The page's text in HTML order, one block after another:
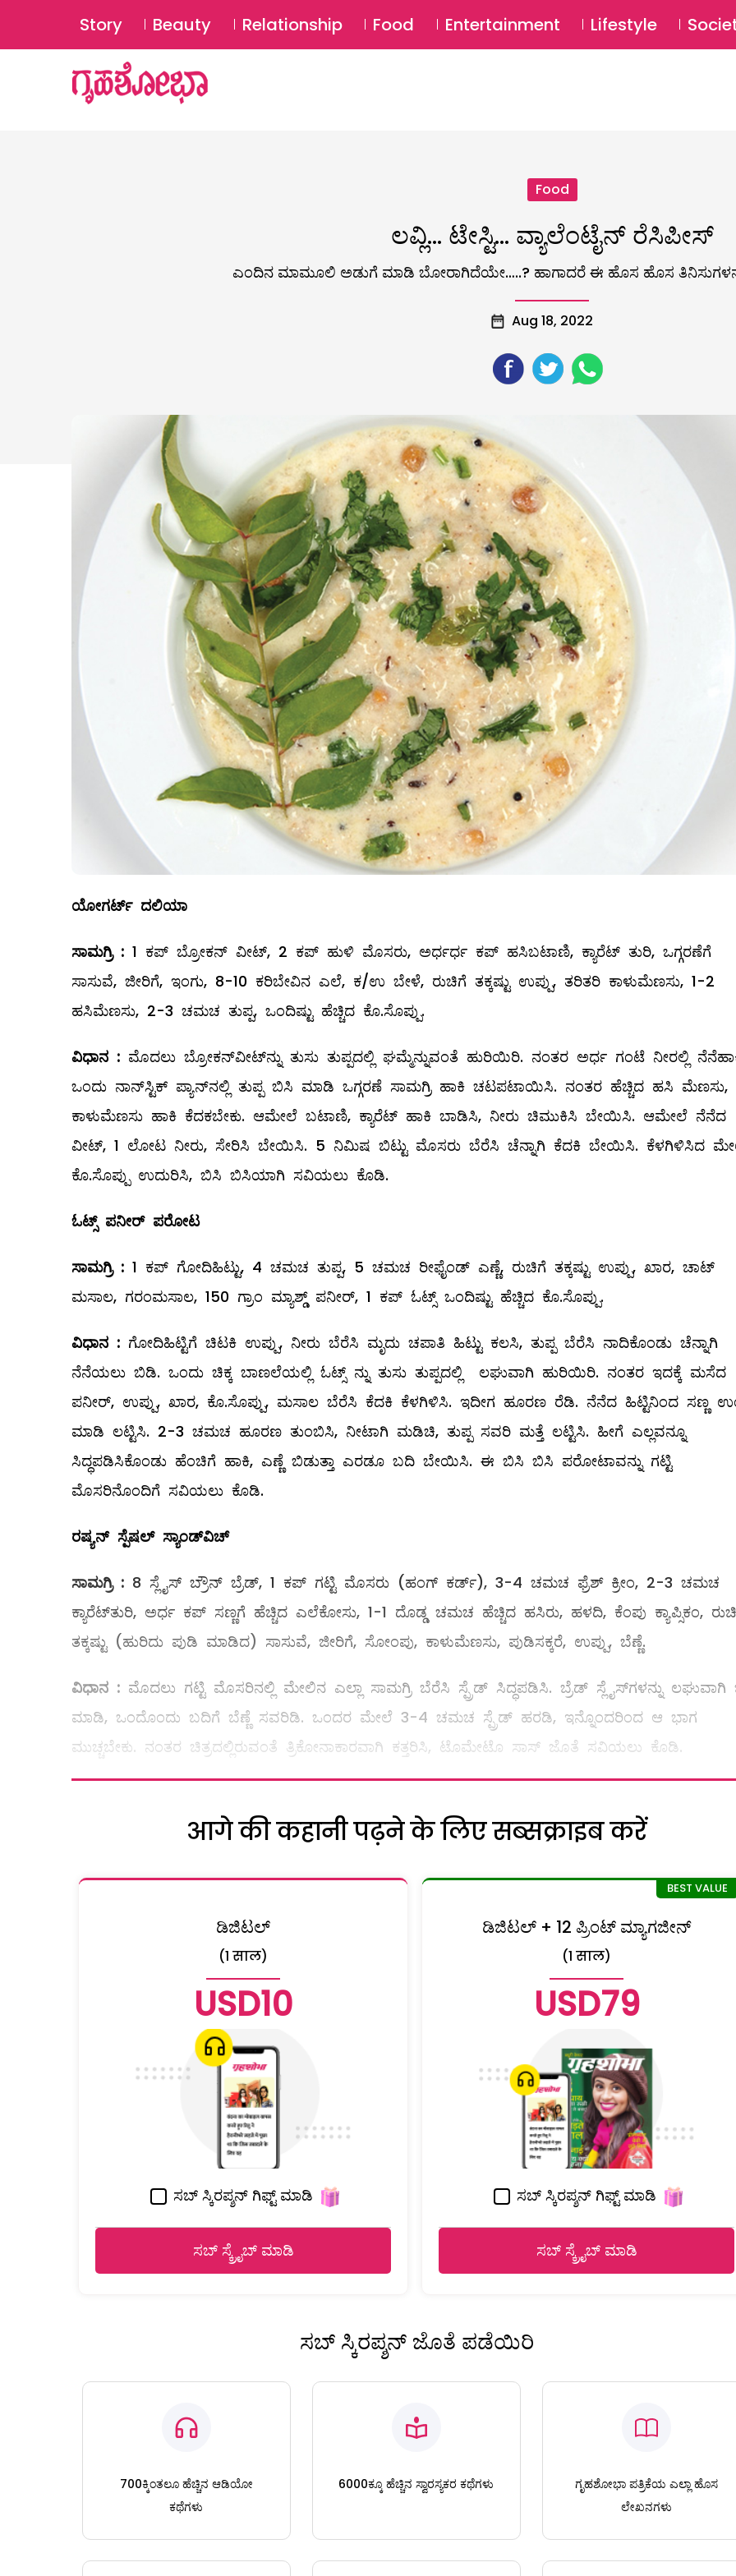
Story Beauty Relationship Food Entertainment Lifestyle
Food
ಲವ್ಲಿ… ಟೇಸ್ಟಿ… ವ್ಯಾಲೆಂಟೈನ್ ರೆಸಿಪೀಸ್
ಎಂದಿನ ಮಾಮೂಲಿ ಅಡುಗೆ ಮಾಡಿ ಬೋರಾಗಿದೆಯೇ…..? ಹಾಗಾದರೆ ಈ ಹೊಸ ಹೊಸ
Aug 18, 2022
ಯೋಗರ್ಟ್‌ ದಲಿಯಾ
ಸಾಮಗ್ರಿ : 1 ಕಪ್‌ ಬ್ರೋಕನ್‌ ವೀಟ್‌, 2 ಕಪ್‌ ಹುಳಿ ಮೊಸರು, ಅರ್ಧರ್ಧ ಕಪ್‌ ಹಸಿಬಟಾಣಿ, ಕ್ಯಾರೆಟ್‌ ತುರಿ, ಒಗ್ಗರಣೆಗೆ
ಸಾಸುವೆ, ಜೀರಿಗೆ, ಇಂಗು, 8-10 ಕರಿಬೇವಿನ ಎಲೆ, ಕ/ಉ ಬೇಳೆ, ರುಚಿಗೆ ತಕ್ಕಷ್ಟು ಉಪ್ಪು, ತರಿತರಿ ಕಾಳುಮೆಣಸು, 1-2
ಹಸಿಮೆಣಸು, 2-3 ಚಮಚ ತುಪ್ಪ, ಒಂದಿಷ್ಟು ಹೆಚ್ಚಿದ ಕೊ.ಸೊಪ್ಪು.
ವಿಧಾನ : ಮೊದಲು ಬ್ರೋಕನ್‌ವೀಟ್‌ನ್ನು ತುಸು ತುಪ್ಪದಲ್ಲಿ ಘಮ್ಮೆನ್ನುವಂತೆ ಹುರಿಯಿರಿ. ನಂತರ ಅರ್ಧ ಗಂಟೆ ನೀರಲ್ಲಿ
ಒಂದು ನಾನ್‌ಸ್ಟಿಕ್‌ ಪ್ಯಾನ್‌ನಲ್ಲಿ ತುಪ್ಪ ಬಿಸಿ ಮಾಡಿ ಒಗ್ಗರಣೆ ಸಾಮಗ್ರಿ ಹಾಕಿ ಚಟಪಟಾಯಿಸಿ. ನಂತರ ಹೆಚ್ಚಿದ ಹಸಿ ಮೆಣಸು,
ಕಾಳುಮೆಣಸು ಹಾಕಿ ಕೆದಕಬೇಕು. ಆಮೇಲೆ ಬಟಾಣಿ, ಕ್ಯಾರೆಟ್‌ ಹಾಕಿ ಬಾಡಿಸಿ, ನೀರು ಚಿಮುಕಿಸಿ ಬೇಯಿಸಿ. ಆಮೇಲೆ ನೆನೆದ
ವೀಟ್‌, 1 ಲೋಟ ನೀರು, ಸೇರಿಸಿ ಬೇಯಿಸಿ. 5 ನಿಮಿಷ ಬಿಟ್ಟು ಮೊಸರು ಬೆರೆಸಿ ಚೆನ್ನಾಗಿ ಕೆದಕಿ ಬೇಯಿಸಿ. ಕೆಳಗಿಳಿಸಿದ
ಕೊ.ಸೊಪ್ಪು ಉದುರಿಸಿ, ಬಿಸಿ ಬಿಸಿಯಾಗಿ ಸವಿಯಲು ಕೊಡಿ.
ಓಟ್ಸ್ ಪನೀರ್‌ ಪರೋಟ
ಸಾಮಗ್ರಿ : 1 ಕಪ್‌ ಗೋದಿಹಿಟ್ಟು, 4 ಚಮಚ ತುಪ್ಪ, 5 ಚಮಚ ರೀಫೈಂಡ್‌ ಎಣ್ಣೆ, ರುಚಿಗೆ ತಕ್ಕಷ್ಟು ಉಪ್ಪು, ಖಾರ, ಚಾಟ್‌
ಮಸಾಲ, ಗರಂಮಸಾಲ, 150 ಗ್ರಾಂ ಮ್ಯಾಶ್ಡ್ ಪನೀರ್‌, 1 ಕಪ್‌ ಓಟ್ಸ್ ಒಂದಿಷ್ಟು ಹೆಚ್ಚಿದ ಕೊ.ಸೊಪ್ಪು.
ವಿಧಾನ : ಗೋದಿಹಿಟ್ಟಿಗೆ ಚಿಟಕಿ ಉಪ್ಪು, ನೀರು ಬೆರೆಸಿ ಮೃದು ಚಪಾತಿ ಹಿಟ್ಟು ಕಲಸಿ, ತುಪ್ಪ ಬೆರೆಸಿ ನಾದಿಕೊಂಡು ಚೆನ್ನಾಗಿ
ನೆನೆಯಲು ಬಿಡಿ. ಒಂದು ಚಿಕ್ಕ ಬಾಣಲೆಯಲ್ಲಿ ಓಟ್ಸ್ ನ್ನು ತುಸು ತುಪ್ಪದಲ್ಲಿ ಲಘುವಾಗಿ ಹುರಿಯಿರಿ. ನಂತರ ಇದಕ್ಕೆ ಮಸೆದ
ಪನೀರ್‌, ಉಪ್ಪು, ಖಾರ, ಕೊ.ಸೊಪ್ಪು, ಮಸಾಲ ಬೆರೆಸಿ ಕೆದಕಿ ಕೆಳಗಿಳಿಸಿ. ಇದೀಗ ಹೂರಣ ರೆಡಿ. ನೆನೆದ ಹಿಟ್ಟಿನಿಂದ ಸಣ್ಣ
ಮಾಡಿ ಲಟ್ಟಿಸಿ. 2-3 ಚಮಚ ಹೂರಣ ತುಂಬಿಸಿ, ನೀಟಾಗಿ ಮಡಿಚಿ, ತುಪ್ಪ ಸವರಿ ಮತ್ತೆ ಲಟ್ಟಿಸಿ. ಹೀಗೆ ಎಲ್ಲವನ್ನೂ
ಸಿದ್ಧಪಡಿಸಿಕೊಂಡು ಹೆಂಚಿಗೆ ಹಾಕಿ, ಎಣ್ಣೆ ಬಿಡುತ್ತಾ ಎರಡೂ ಬದಿ ಬೇಯಿಸಿ. ಈ ಬಿಸಿ ಬಿಸಿ ಪರೋಟಾವನ್ನು ಗಟ್ಟಿ
ಮೊಸರಿನೊಂದಿಗೆ ಸವಿಯಲು ಕೊಡಿ.
ರಷ್ಯನ್‌ ಸ್ಪೆಷಲ್ ಸ್ಯಾಂಡ್ವಿಚ್
ಸಾಮಗ್ರಿ : 8 ಸ್ಲೈಸ್‌ ಬ್ರೌನ್‌ ಬ್ರೆಡ್‌, 1 ಕಪ್‌ ಗಟ್ಟಿ ಮೊಸರು (ಹಂಗ್‌ ಕರ್ಡ್‌), 3-4 ಚಮಚ ಫ್ರೆಶ್‌ ಕ್ರೀಂ, 2-3 ಚಮಚ
ಕ್ಯಾರೆಟ್‌ತುರಿ, ಅರ್ಧ ಕಪ್‌ ಸಣ್ಣಗೆ ಹೆಚ್ಚಿದ ಎಲೆಕೋಸು, 1-1 ದೊಡ್ಡ ಚಮಚ ಹೆಚ್ಚಿದ ಹಸಿರು, ಹಳದಿ, ಕೆಂಪು ಕ್ಯಾಪ್ಸಿಕಂ,
ತಕ್ಕಷ್ಟು (ಹುರಿದು ಪುಡಿ ಮಾಡಿದ) ಸಾಸುವೆ, ಜೀರಿಗೆ, ಸೋಂಪು, ಕಾಳುಮೆಣಸು, ಪುಡಿಸಕ್ಕರೆ, ಉಪ್ಪು, ಬೆಣ್ಣೆ.
ವಿಧಾನ : ಮೊದಲು ಗಟ್ಟಿ ಮೊಸರಿನಲ್ಲಿ ಮೇಲಿನ ಎಲ್ಲಾ ಸಾಮಗ್ರಿ ಬೆರೆಸಿ ಸ್ಪ್ರೆಡ್ ಸಿದ್ಧಪಡಿಸಿ. ಬ್ರೆಡ್‌ ಸ್ಲೈಸ್‌ಗಳನ್ನು ಲಘುವಾಗಿ
ಮಾಡಿ, ಒಂದೊಂದು ಬದಿಗೆ ಬೆಣ್ಣೆ ಸವರಿಡಿ. ಒಂದರ ಮೇಲೆ 3-4 ಚಮಚ ಸ್ಪ್ರೆಡ್‌ ಹರಡಿ, ಇನ್ನೊಂದರಿಂದ ಆ ಭಾಗ
ಮುಚ್ಚಬೇಕು. ನಂತರ ಚಿತ್ರದಲ್ಲಿರುವಂತೆ ತ್ರಿಕೋನಾಕಾರವಾಗಿ ಕತ್ತರಿಸಿ, ಟೊಮೇಟೊ ಸಾಸ್‌ ಜೊತೆ ಸವಿಯಲು ಕೊಡಿ.
आगे की कहानी पढ़ने के लिए सब्सक्राइब करें
ಡಿಜಿಟಲ್
(1 साल)
USD10
ಸಬ್ ಸ್ಕಿರಪ್ಶನ್ ಗಿಫ್ಟ್ ಮಾಡಿ
ಸಬ್ ಸ್ಕ್ರೈಬ್ ಮಾಡಿ
ಡಿಜಿಟಲ್ + 12 ಪ್ರಿಂಟ್ ಮ್ಯಾಗಜೀನ್
(1 साल)
USD79
ಸಬ್ ಸ್ಕಿರಪ್ಶನ್ ಗಿಫ್ಟ್ ಮಾಡಿ
ಸಬ್ ಸ್ಕ್ರೈಬ್ ಮಾಡಿ
ಸಬ್ ಸ್ಕಿರಪ್ಶನ್ ಜೊತೆ ಪಡೆಯಿರಿ
700ಕ್ಕಿಂತಲೂ ಹೆಚ್ಚಿನ ಆಡಿಯೋ
ಕಥೆಗಳು
6000ಕ್ಕೂ ಹೆಚ್ಚಿನ ಸ್ವಾರಸ್ಯಕರ ಕಥೆಗಳು
ಗೃಹಶೋಭಾ ಪತ್ರಿಕೆಯ ಎಲ್ಲಾ ಹೊಸ
ಲೇಖನಗಳು